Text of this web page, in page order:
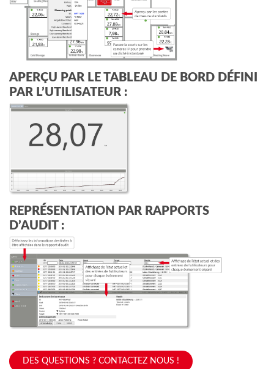
APERÇU PAR LE TABLEAU DE BORD DÉFINI
PAR L’UTILISATEUR :
REPRÉSENTATION PAR RAPPORTS
D’AUDIT :
DES QUESTIONS ? CONTACTEZ NOUS !